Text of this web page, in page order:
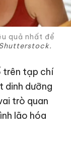
quả nhất để
trên tạp chí
dinh dưỡng
trò quan
lão hóa